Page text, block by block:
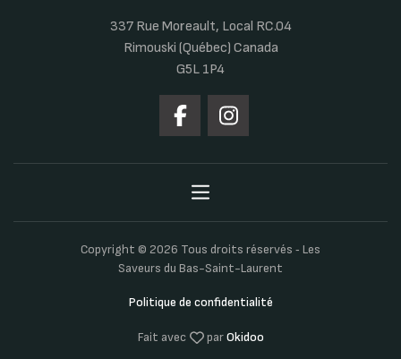
337 Rue Moreault, Local RC.04
Rimouski (Québec) Canada
G5L 1P4
Copyright © 2026 Tous droits réservés ‐ Les
Saveurs du Bas-Saint-Laurent
Politique de confidentialité
Fait avec parOkidoo